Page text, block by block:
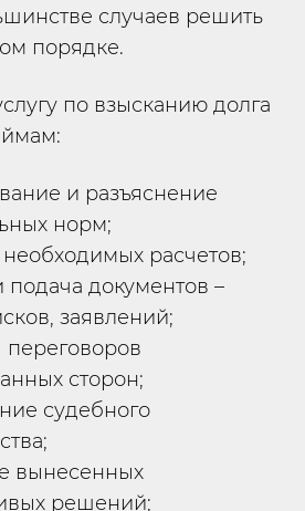
случаев решить
порядке.
по взысканию долга
и разъяснение
норм;
расчетов;
подача документов –
заявлений;
переговоров
сторон;
судебного
вынесенных
решений;